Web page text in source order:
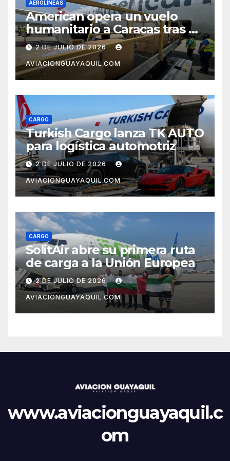
AEROLÍNEAS
American opera un vuelo
humanitario a Caracas tras el
terremoto en Venezuela
2 DE JULIO DE 2026
AVIACIONGUAYAQUIL.COM
CARGO
Turkish Cargo lanza TK AUTO
para logística automotriz
2 DE JULIO DE 2026
AVIACIONGUAYAQUIL.COM
CARGO
SolitAir abre su primera ruta
de carga a la Unión Europea
2 DE JULIO DE 2026
AVIACIONGUAYAQUIL.COM
www.aviacionguayaquil.c
om